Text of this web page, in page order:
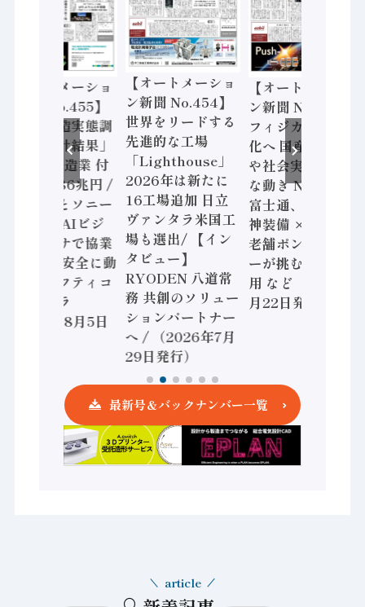
【オートメーショ
ン新聞 No.455】
「経済構造実態調
査二次集計結果」
2024年製造業 付
加価値額86兆円 /
三菱電機とソニー
セミコン AIビジ
ョンセンサで協業
/ IDEC、安全に動
かすセーフティコ
ントローラ
（2026年8月5日
【オートメーショ
ン新聞 No.454】
世界をリードする
先進的な工場
「Lighthouse」
2026年は新たに
16工場追加 日立
ヴァンタラ米国工
場も選出/ 【イン
タビュー】
RYODEN 八道常
務 共創のソリュー
ションパートナー
へ / （2026年7月
29日発行）
【オートメーショ
ン新聞 No.453】
フィジカルAI本格
化へ 国産AI開発
や社会実装に活発
な動き Noetra、
富士通、日立 / 兵
神装備 × HMS、
老舗ポンプメーカ
ーが挑むデータ活
用 など（2026年7
月22日発行）
最新号＆バックナンバー一覧
article